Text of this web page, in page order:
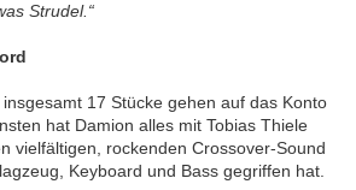
Strudel.“
17 Stücke gehen auf das Konto
hat Damion alles mit Tobias Thiele
vielfältigen, rockenden Crossover-Sound
Keyboard und Bass gegriffen hat.